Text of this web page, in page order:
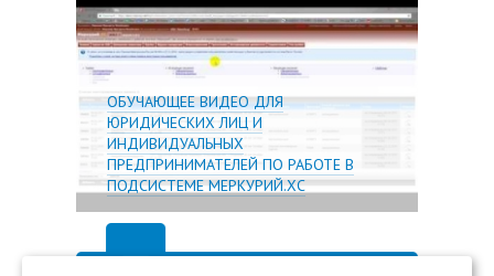
ОБУЧАЮЩЕЕ ВИДЕО ДЛЯ
ЮРИДИЧЕСКИХ ЛИЦ И
ИНДИВИДУАЛЬНЫХ
ПРЕДПРИНИМАТЕЛЕЙ ПО РАБОТЕ В
ПОДСИСТЕМЕ МЕРКУРИЙ.ХС